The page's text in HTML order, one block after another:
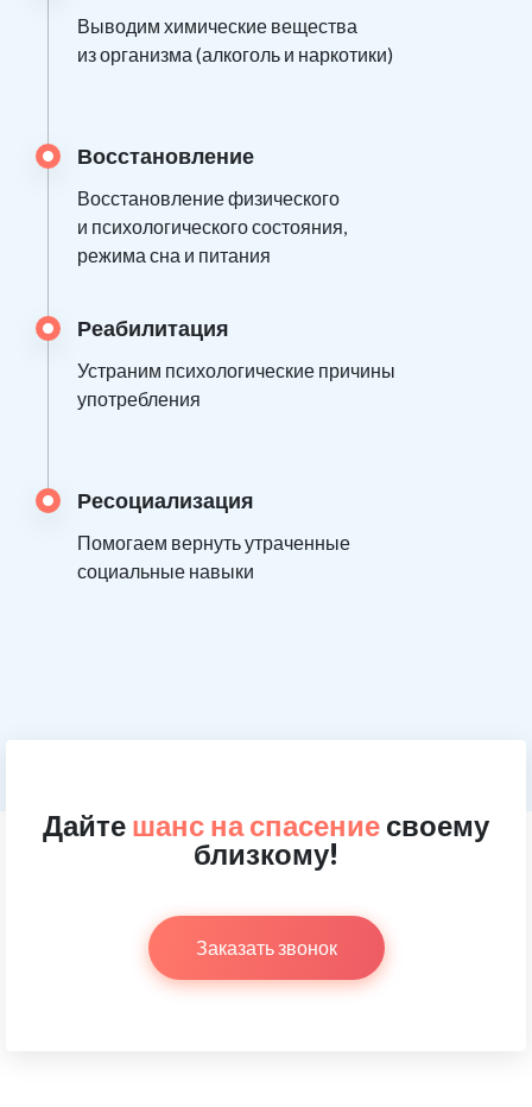
Выводим химические вещества
из организма (алкоголь и наркотики)
Восстановление
Восстановление физического
и психологического состояния,
режима сна и питания
Реабилитация
Устраним психологические причины
употребления
Ресоциализация
Помогаем вернуть утраченные
социальные навыки
Дайте шанс на спасение своему
близкому!
Заказать звонок